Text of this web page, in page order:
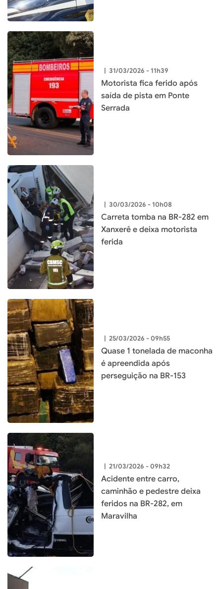
31/03/2026 - 11h39
Motorista fica ferido após
saída de pista em Ponte
Serrada
30/03/2026 - 10h08
Carreta tomba na BR-282 em
Xanxerê e deixa motorista
ferida
25/03/2026 - 09h55
Quase 1 tonelada de maconha
é apreendida após
perseguição na BR-153
| 21/03/2026 - 09h32
Acidente entre carro,
caminhão e pedestre deixa
feridos na BR-282, em
Maravilha